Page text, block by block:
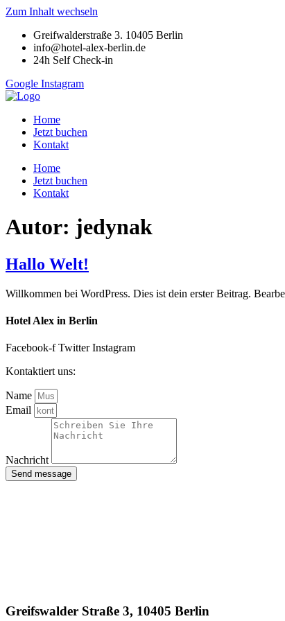
Zum Inhalt wechseln
Greifwalderstraße 3. 10405 Berlin
info@hotel-alex-berlin.de
24h Self Check-in
Google Instagram
Home
Jetzt buchen
Kontakt
Home
Jetzt buchen
Kontakt
Autor: jedynak
Hallo Welt!
Willkommen bei WordPress. Dies ist dein erster Beitrag.
Hotel Alex in Berlin
Facebook-f Twitter Instagram
Kontaktiert uns:
Name
Email
Nachricht
Send message
Greifswalder Straße 3, 10405 Berlin